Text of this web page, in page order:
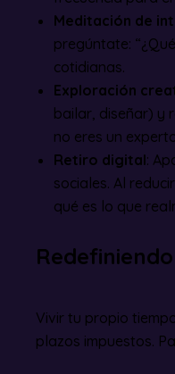
Meditación de
pregúntate:
cotidianas.
Exploración
bailar, diseñar) y
no eres un
Retiro digital:
sociales. Al
qué es lo que
Vivir tu propio
plazos impuestos.